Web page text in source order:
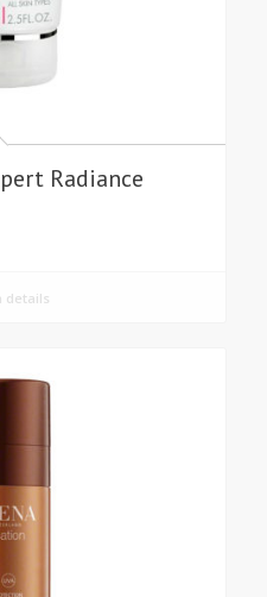
Radiance
details